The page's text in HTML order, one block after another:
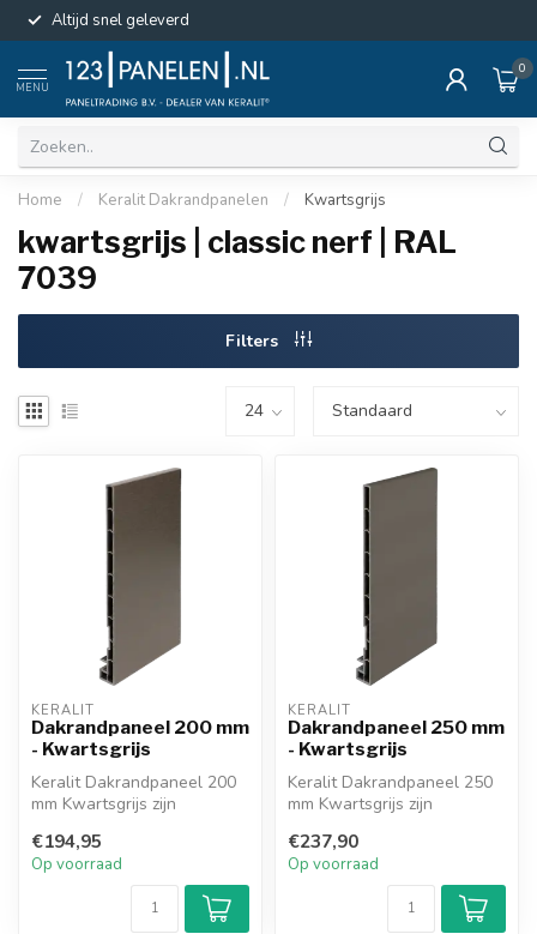
Altijd snel geleverd
MENU
0
Home / Keralit Dakrandpanelen / Kwartsgrijs
kwartsgrijs | classic nerf | RAL
7039
Filters
KERALIT
Dakrandpaneel 200 mm
- Kwartsgrijs
Keralit Dakrandpaneel 200
mm Kwartsgrijs zijn
dakrandpanelen voor ...
€194,95
Op voorraad
KERALIT
Dakrandpaneel 250 mm
- Kwartsgrijs
Keralit Dakrandpaneel 250
mm Kwartsgrijs zijn
dakrandpanelen voor ...
€237,90
Op voorraad